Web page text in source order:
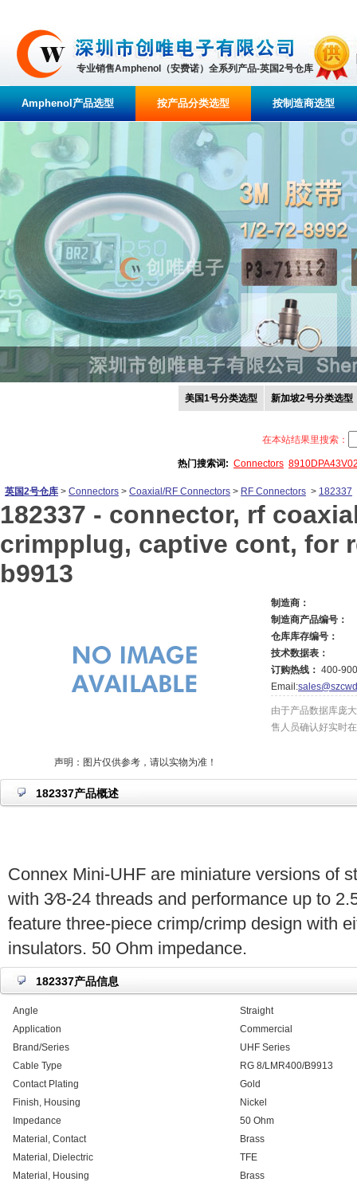
专业销售Amphenol（安费诺）全系列产品-英国2号仓库
Amphenol产品选型 按产品分类选型 按制造商选型
美国1号分类选型 新加坡2号分类选型
在本站结果里搜索：
热门搜索词: Connectors
英国2号仓库 > Connectors > Coaxial/RF Connectors > RF Connectors > 182337
182337 - connector, rf
crimpplug, captive cont, for
b9913
声明：图片仅供参考，请以实物为准！
制造商：
制造商产品编号：
仓库库存编号：
技术数据表：
订购热线： 400-
Email:
由于产品数据库庞
售人员确认好实时
182337产品概述
Connex Mini-UHF are miniature versions of
with 3⁄8-24 threads and performance up to
feature three-piece crimp/crimp design with
insulators. 50 Ohm impedance.
182337产品信息
Angle
Straight
Application
Commercial
Brand/Series
UHF Series
Cable Type
RG 8/LMR400/B9913
Contact Plating
Gold
Finish, Housing
Nickel
Impedance
50 Ohm
Material, Contact
Brass
Material, Dielectric
TFE
Material, Housing
Brass